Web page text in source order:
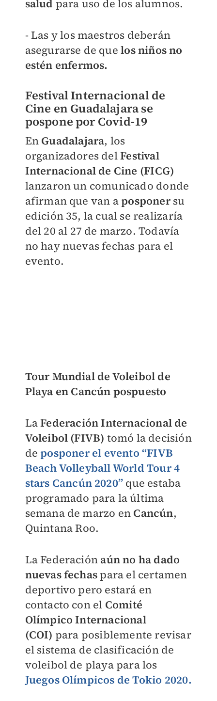
salud para uso de los alumnos.
- Las y los maestros deberán
asegurarse de que los niños no
estén enfermos.
Festival Internacional de
Cine en Guadalajara se
pospone por Covid-19
En Guadalajara, los
organizadores delFestival
Internacional de Cine (FICG)
lanzaron un comunicado donde
afirman que van aposponersu
edición 35, la cual se realizaría
del 20 al 27 de marzo. Todavía
no hay nuevas fechas para el
evento.
Tour Mundial de Voleibol de
Playa en Cancún pospuesto
LaFederación Internacional de
Voleibol (FIVB) tomó la decisión
deposponer el evento “FIVB
Beach Volleyball World Tour 4
stars Cancún 2020” que estaba
programado para la última
semana de marzo en Cancún,
Quintana Roo.
La Federación aún no ha dado
nuevas fechas para el certamen
deportivo pero estará en
contacto con el Comité
Olímpico Internacional
(COI) para posiblemente revisar
el sistema de clasificación de
voleibol de playa para los
Juegos Olímpicos de Tokio 2020.